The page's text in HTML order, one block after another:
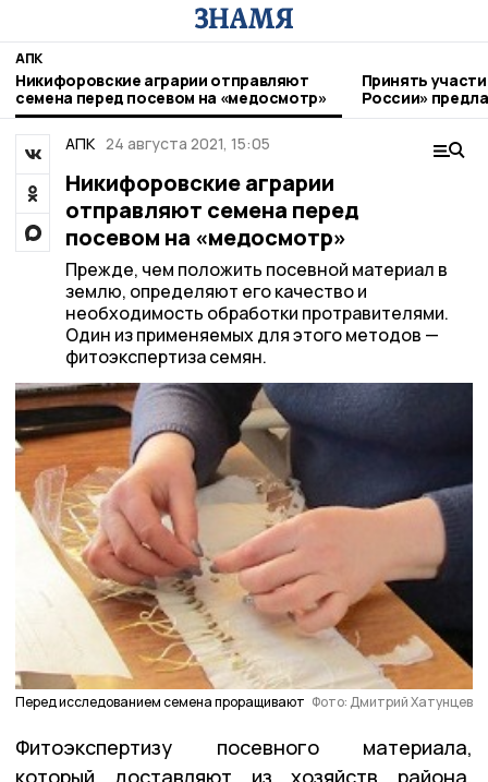
АПК
Никифоровские аграрии отправляют
семена перед посевом на «медосмотр»
Принять
России»
фермерам
АПК 24 августа 2021, 15:05
Никифоровские аграрии
отправляют семена перед
посевом на «медосмотр»
Прежде, чем положить посевной материал в
землю, определяют его качество и
необходимость обработки протравителями.
Один из применяемых для этого методов —
фитоэкспертиза семян.
Перед исследованием семена проращивают Фото: Дмитрий Хатунцев
Фитоэкспертизу посевного материала,
который доставляют из хозяйств района,